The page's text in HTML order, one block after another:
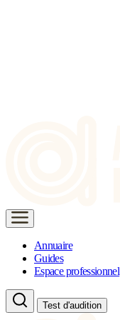
Annuaire
Guides
Espace professionnel
Test d'audition